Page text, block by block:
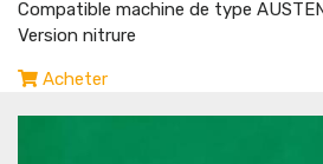
Compatible machine de type
Version nitrure
Acheter